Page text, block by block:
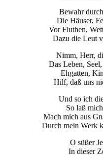
Bewahr
Die Häuser,
Vor Fluthen,
Dazu die Leut
Nimm, Herr,
Das Leben,
Ehgatten,
Hilf, daß uns
Und so ich
So laß
Mach mich aus
Durch mein Werk
O süßer
In dieser